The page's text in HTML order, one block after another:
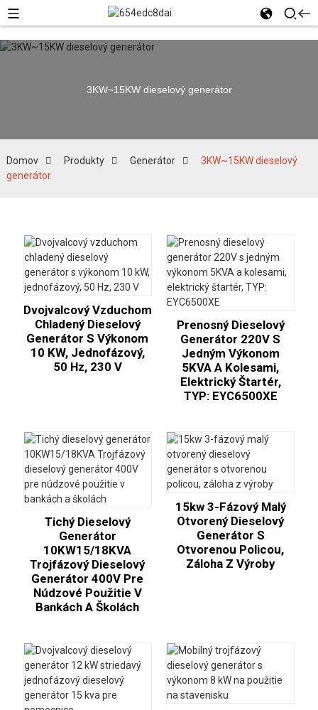
3KW~15KW dieselový generátor
Domov Produkty Generátor
3KW~15KW dieselový
generátor
Dvojvalcový Vzduchom
Chladený Dieselový
Generátor S Výkonom
10 KW, Jednofázový,
50 Hz, 230 V
Prenosný Dieselový
Generátor 220V S
Jedným Výkonom
5KVA A Kolesami,
Elektrický Štartér,
TYP: EYC6500XE
Tichý Dieselový
Generátor
10KW15/18KVA
Trojfázový Dieselový
Generátor 400V Pre
Núdzové Použitie V
Bankách A Školách
15kw 3-Fázový Malý
Otvorený Dieselový
Generátor S
Otvorenou Policou,
Záloha Z Výroby